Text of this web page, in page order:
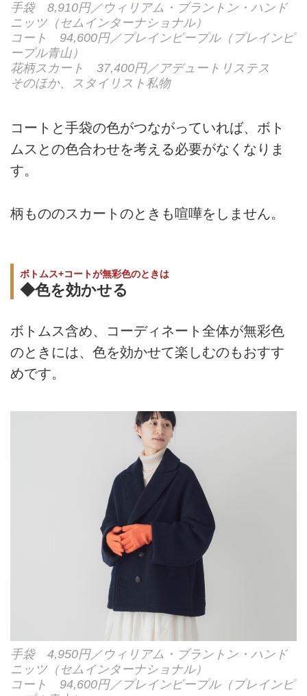
手袋 8,910円／ウィリアム・ブラントン・ハンド
ニッツ（セムインターナショナル）
コート 94,600円／プレインピープル（プレインピ
ープル青山）
花柄スカート 37,400円／アデュートリステス
そのほか、スタイリスト私物
コートと手袋の色がつながっていれば、ボト
ムスとの色合わせを考える必要がなくなりま
す。
柄もののスカートのときも喧嘩をしません。
ボトムス+コートが無彩色のときは
◆色を効かせる
ボトムス含め、コーディネート全体が無彩色
のときには、色を効かせて楽しむのもおすす
めです。
手袋 4,950円／ウィリアム・ブラントン・ハンド
ニッツ（セムインターナショナル）
コート 94,600円／プレインピープル（プレインピ